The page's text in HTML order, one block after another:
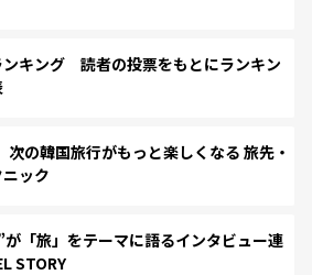
ンキング 読者の投票をもとにランキン
の韓国旅行がもっと楽しくなる 旅先・
ック
「旅」をテーマに語るインタビュー連
STORY